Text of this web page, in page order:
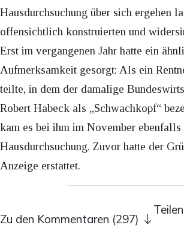
Hausdurchsuchung über sich ergehen
offensichtlich konstruierten und
Erst im vergangenen Jahr hatte ein
Aufmerksamkeit gesorgt: Als ein
teilte, in dem der damalige
Robert Habeck als „Schwachkopf“
kam es bei ihm im November ebenfalls
Hausdurchsuchung. Zuvor hatte der
Anzeige erstattet.
Zu den Kommentaren (297)